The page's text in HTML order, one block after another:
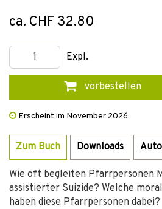
ca. CHF 32.80
Expl.
vorbestellen
Erscheint im November 2026
Zum Buch Downloads
Wie oft begleiten Pfarrpersonen
assistierter Suizide? Welche
haben diese Pfarrpersonen dabei?